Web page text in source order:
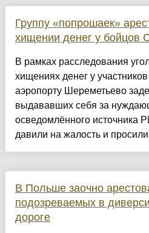
Группу «попрошаек»
хищении денег у бойцов
В рамках расследования
хищениях денег у
аэропорту Шереметьево
выдававших себя за
осведомлённого источника
давили на жалость и
В Польше заочно
подозреваемых в
дороге